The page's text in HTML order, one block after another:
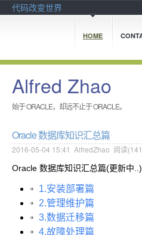
代码改变世界
HOME
Alfred Zhao
始于 ORACLE，却远不止于 ORACLE。
Oracle 数据库知识汇总篇
2016-05-04 15:41 AlfredZhao 阅读(
Oracle 数据库知识汇总篇(更新中..)
1.安装部署篇
2.管理维护篇
3.数据迁移篇
4.故障处理篇